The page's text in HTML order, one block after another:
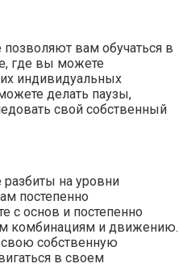
позволяют вам обучаться в
где вы можете
индивидуальных
делать паузы,
свой собственный
разбиты на уровни
постепенно
с основ и постепенно
комбинациям и движению.
свою собственную
в своем